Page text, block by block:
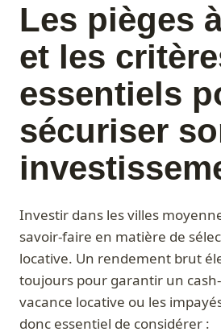
Les pièges
et les
essentiels
sécuriser
Investir dans les villes
savoir-faire en matière de
locative. Un rendement brut
toujours pour garantir un
vacance locative ou les
donc essentiel de considérer :